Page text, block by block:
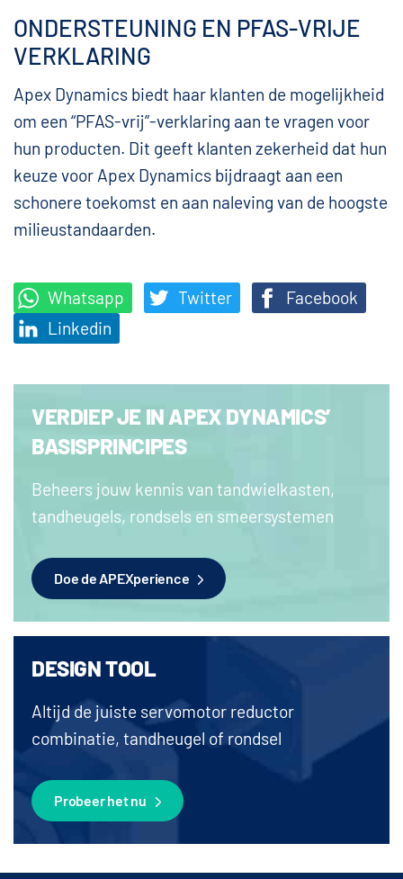
ONDERSTEUNING EN PFAS-VRIJE
VERKLARING
Apex Dynamics biedt haar klanten de mogelijkheid
om een “PFAS-vrij”-verklaring aan te vragen voor
hun producten. Dit geeft klanten zekerheid dat hun
keuze voor Apex Dynamics bijdraagt aan een
schonere toekomst en aan naleving van de hoogste
milieustandaarden.
Whatsapp Twitter
Facebook
Linkedin
VERDIEP JE IN APEX DYNAMICS’
BASISPRINCIPES
Beheers jouw kennis van tandwielkasten,
tandheugels, rondsels en smeersystemen
Doe de APEXperience
DESIGN TOOL
Altijd de juiste servomotor reductor
combinatie, tandheugel of rondsel
Probeer het nu